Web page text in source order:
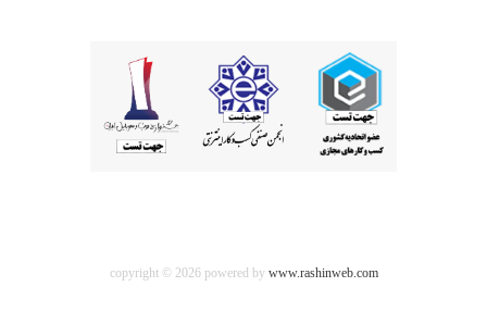
copyright © 2026 powered by www.rashinweb.com